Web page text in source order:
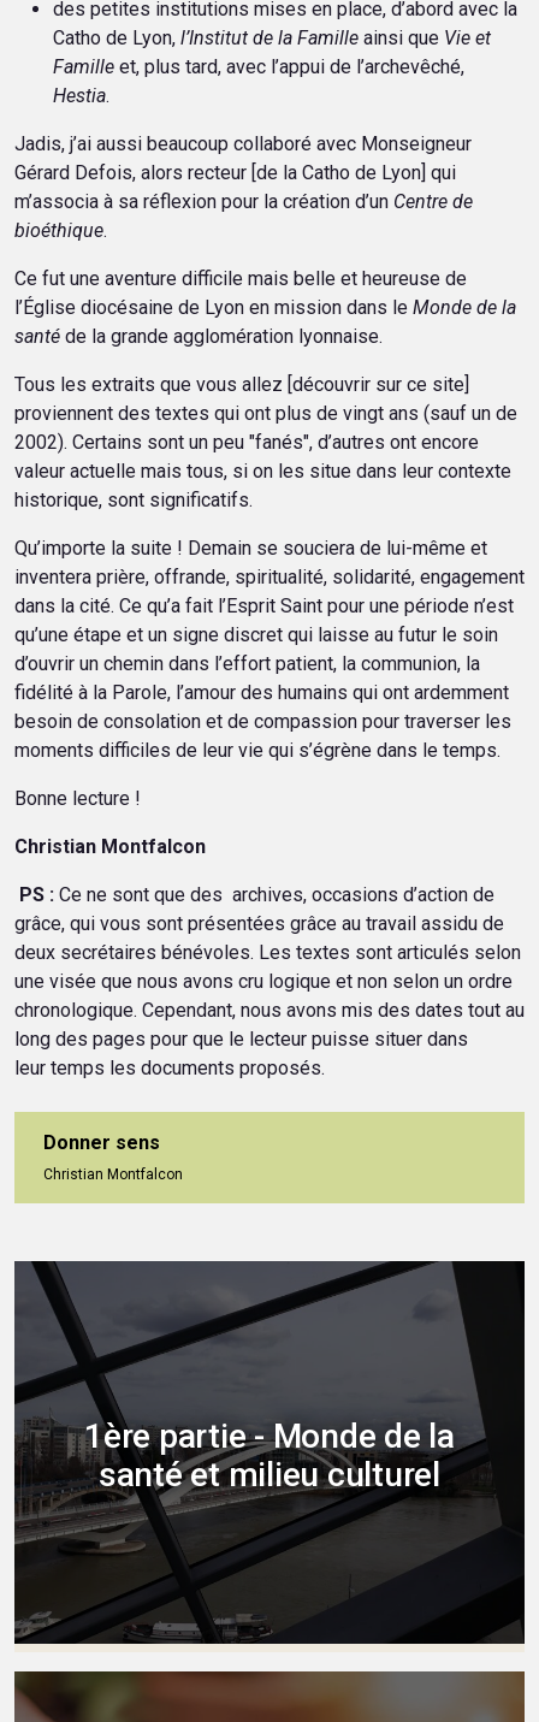
des petites institutions mises en place, d’abord avec la
Catho de Lyon, l’Institut de la Famille ainsi que Vie et
Famille et, plus tard, avec l’appui de l’archevêché,
Hestia.
Jadis, j’ai aussi beaucoup collaboré avec Monseigneur
Gérard Defois, alors recteur [de la Catho de Lyon] qui
m’associa à sa réflexion pour la création d’un Centre de
bioéthique.
Ce fut une aventure difficile mais belle et heureuse de
l’Église diocésaine de Lyon en mission dans le Monde de la
santé de la grande agglomération lyonnaise.
Tous les extraits que vous allez [découvrir sur ce site]
proviennent des textes qui ont plus de vingt ans (sauf un de
2002). Certains sont un peu "fanés", d’autres ont encore
valeur actuelle mais tous, si on les situe dans leur contexte
historique, sont significatifs.
Qu’importe la suite ! Demain se souciera de lui-même et
inventera prière, offrande, spiritualité, solidarité, engagement
dans la cité. Ce qu’a fait l’Esprit Saint pour une période n’est
qu’une étape et un signe discret qui laisse au futur le soin
d’ouvrir un chemin dans l’effort patient, la communion, la
fidélité à la Parole, l’amour des humains qui ont ardemment
besoin de consolation et de compassion pour traverser les
moments difficiles de leur vie qui s’égrène dans le temps.
Bonne lecture !
Christian Montfalcon
PS : Ce ne sont que des archives, occasions d’action de
grâce, qui vous sont présentées grâce au travail assidu de
deux secrétaires bénévoles. Les textes sont articulés selon
une visée que nous avons cru logique et non selon un ordre
chronologique. Cependant, nous avons mis des dates tout au
long des pages pour que le lecteur puisse situer dans
leur temps les documents proposés.
Donner sens
Christian Montfalcon
1ère partie - Monde de la
santé et milieu culturel